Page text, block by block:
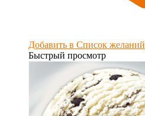
Добавить в Список желаний
Быстрый просмотр